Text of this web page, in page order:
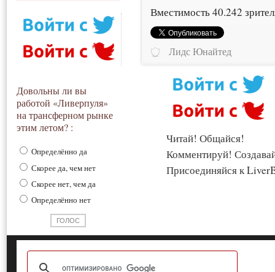
Довольны ли вы
работой «Ливерпуля»
на трансферном рынке
этим летом? :
Определённо да
Скорее да, чем нет
Скорее нет, чем да
Определённо нет
Вместимость 40.242
Лидс Юнайтед
Читай! Общайся!
Комментируй!
Присоединяйся к